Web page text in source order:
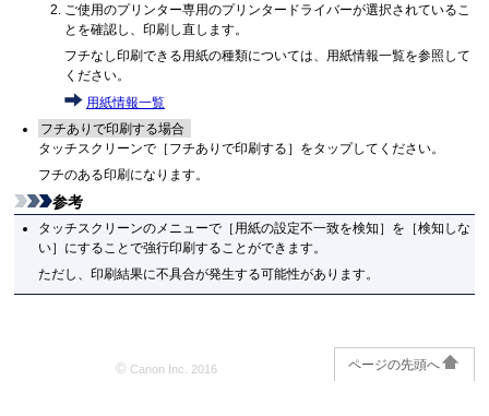
ご使用のプリンター専用のプリンタードライバーが選択されているこ
とを確認し、印刷し直します。
フチなし印刷できる用紙の種類については、用紙情報一覧を参照して
ください。
用紙情報一覧
フチありで印刷する場合
タッチスクリーンで ［ フチありで印刷する ］ をタップしてください。
フチのある印刷になります。
参考
タッチスクリーンのメニューで ［ 用紙の設定不一致を検知 ］ を ［検知しな
い］ にすることで強行印刷することができます。
ただし、印刷結果に不具合が発生する可能性があります。
ページの先頭へ
© Canon Inc. 2016